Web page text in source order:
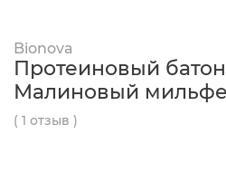
Bionova
Протеиновый
Малиновый
( 1 отзыв )